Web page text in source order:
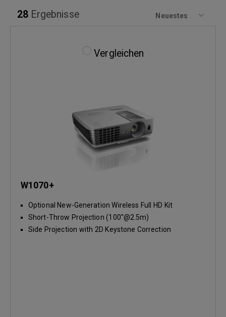
28 Ergebnisse Neuestes
Vergleichen
W1070+
Optional New-Generation Wireless Full HD Kit
Short-Throw Projection (100''@2.5m)
Side Projection with 2D Keystone Correction